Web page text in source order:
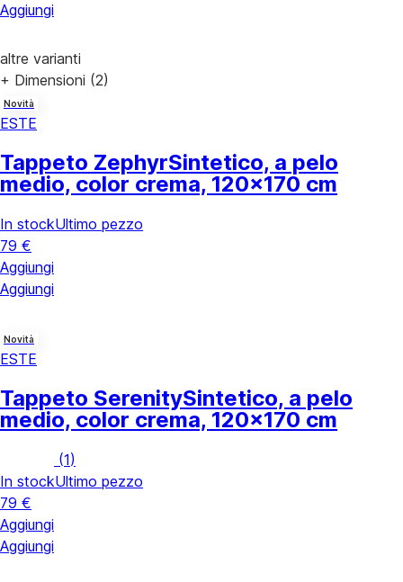
Aggiungi
altre varianti
+ Dimensioni (2)
Novità
ESTE
Tappeto ZephyrSintetico, a pelo
medio, color crema, 120x170 cm
In stockUltimo pezzo
79 €
Aggiungi
Aggiungi
Novità
ESTE
Tappeto SerenitySintetico, a pelo
medio, color crema, 120x170 cm
(1)
In stockUltimo pezzo
79 €
Aggiungi
Aggiungi